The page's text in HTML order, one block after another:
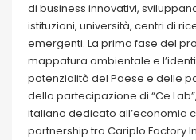
di business innovativi,
istituzioni, università, centri di
emergenti. La prima fase del
mappatura ambientale e
potenzialità del Paese e delle
della partecipazione di “Ce
italiano dedicato all’economia
partnership tra Cariplo Factory